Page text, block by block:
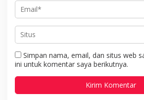
Simpan nama, email, dan situs web
ini untuk komentar saya berikutnya.